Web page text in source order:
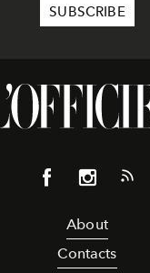
About
Contacts